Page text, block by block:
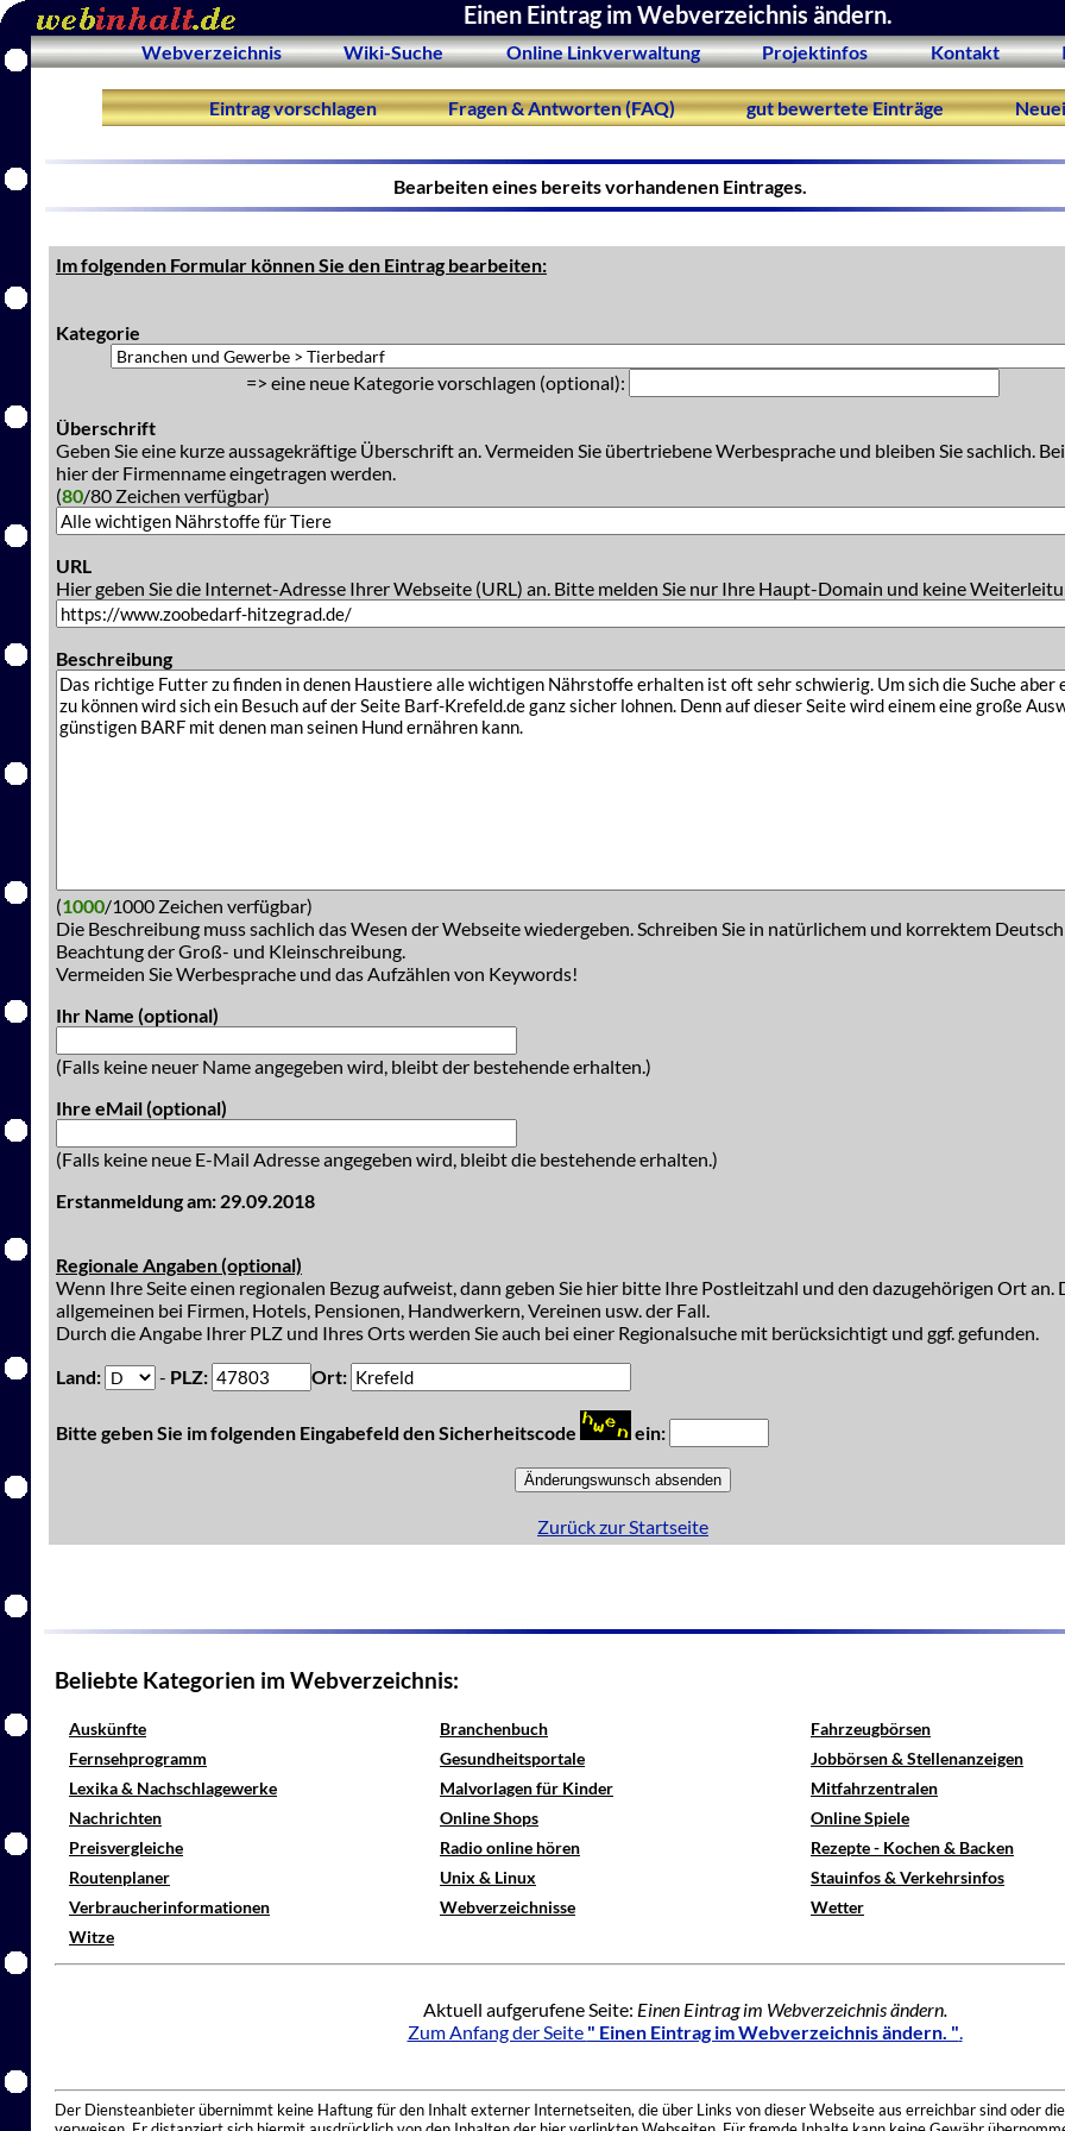
Einen Eintrag im Webverzeichnis ändern.
Webverzeichnis Wiki-Suche Online Linkverwaltung Projektinfos Kontakt
Eintrag vorschlagen Fragen & Antworten (FAQ) gut bewertete Einträge
Bearbeiten eines bereits vorhandenen Eintrages.
Im folgenden Formular können Sie den Eintrag bearbeiten:
Kategorie
=> eine neue Kategorie vorschlagen (optional):
Überschrift
Geben Sie eine kurze aussagekräftige Überschrift an. Vermeiden Sie übertriebene Werbesprache und bleiben Sie sachlich.
hier der Firmenname eingetragen werden.
(80/80 Zeichen verfügbar)
URL
Hier geben Sie die Internet-Adresse Ihrer Webseite (URL) an. Bitte melden Sie nur Ihre Haupt-Domain und keine
Beschreibung
(1000/1000 Zeichen verfügbar)
Die Beschreibung muss sachlich das Wesen der Webseite wiedergeben. Schreiben Sie in natürlichem und korrektem
Beachtung der Groß- und Kleinschreibung.
Vermeiden Sie Werbesprache und das Aufzählen von Keywords!
Ihr Name (optional)
(Falls keine neuer Name angegeben wird, bleibt der bestehende erhalten.)
Ihre eMail (optional)
(Falls keine neue E-Mail Adresse angegeben wird, bleibt die bestehende erhalten.)
Erstanmeldung am: 29.09.2018
Regionale Angaben (optional)
Wenn Ihre Seite einen regionalen Bezug aufweist, dann geben Sie hier bitte Ihre Postleitzahl und den dazugehörigen Ort an.
allgemeinen bei Firmen, Hotels, Pensionen, Handwerkern, Vereinen usw. der Fall.
Durch die Angabe Ihrer PLZ und Ihres Orts werden Sie auch bei einer Regionalsuche mit berücksichtigt und ggf. gefunden.
Land:
- PLZ: Ort:
Bitte geben Sie im folgenden Eingabefeld den Sicherheitscode ein:
Zurück zur Startseite
Beliebte Kategorien im Webverzeichnis:
Auskünfte Branchenbuch
Fahrzeugbörsen
Fernsehprogramm
Gesundheitsportale
Jobbörsen & Stellenanzeigen
Lexika & Nachschlagewerke
Malvorlagen für Kinder
Mitfahrzentralen
Nachrichten
Online Shops
Online Spiele
Preisvergleiche
Radio online hören
Rezepte - Kochen & Backen
Routenplaner
Unix & Linux
Stauinfos & Verkehrsinfos
Verbraucherinformationen
Webverzeichnisse
Wetter
Witze
Aktuell aufgerufene Seite: Einen Eintrag im Webverzeichnis ändern.
Zum Anfang der Seite " Einen Eintrag im Webverzeichnis ändern. ".
Der Diensteanbieter übernimmt keine Haftung für den Inhalt externer Internetseiten, die über Links von dieser Webseite aus erreichbar sind oder